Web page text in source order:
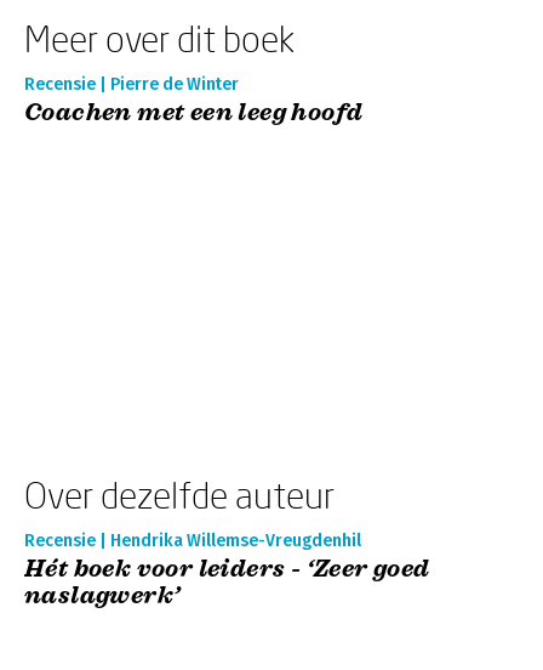
Meer over dit boek
Recensie | Pierre de Winter
Coachen met een leeg hoofd
Over dezelfde auteur
Recensie | Hendrika Willemse-Vreugdenhil
Hét boek voor leiders - ‘Zeer goed
naslagwerk’